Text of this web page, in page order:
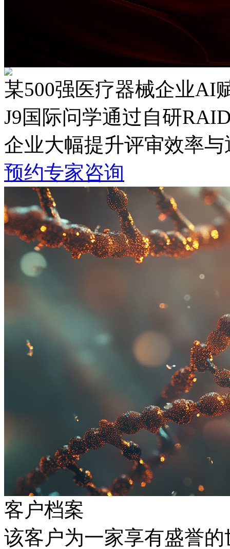
某500强医疗器械企业AI
J9国际问学通过自研
企业大幅提升评审效率与
预约专家咨询
客户档案
该客户为一家享有盛誉的